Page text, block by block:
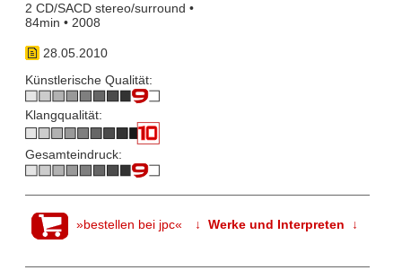
2 CD/SACD stereo/surround •
84min • 2008
28.05.2010
Künstlerische Qualität:
Klangqualität:
Gesamteindruck:
»bestellen bei jpc« ↓ Werke und Interpreten ↓